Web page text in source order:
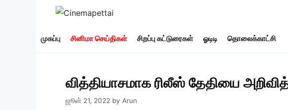
முகப்பு சினிமா செய்திகள் சிறப்பு கட்டுரைகள் ஓடிடி தொலைக்காட்சி
வித்தியாசமாக ரிலீஸ் தேதியை
ஜூன் 21, 2022 by Arun